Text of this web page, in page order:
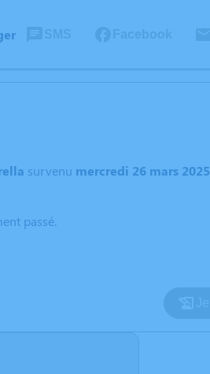
survenu mercredi 26 mars 2025
passé.